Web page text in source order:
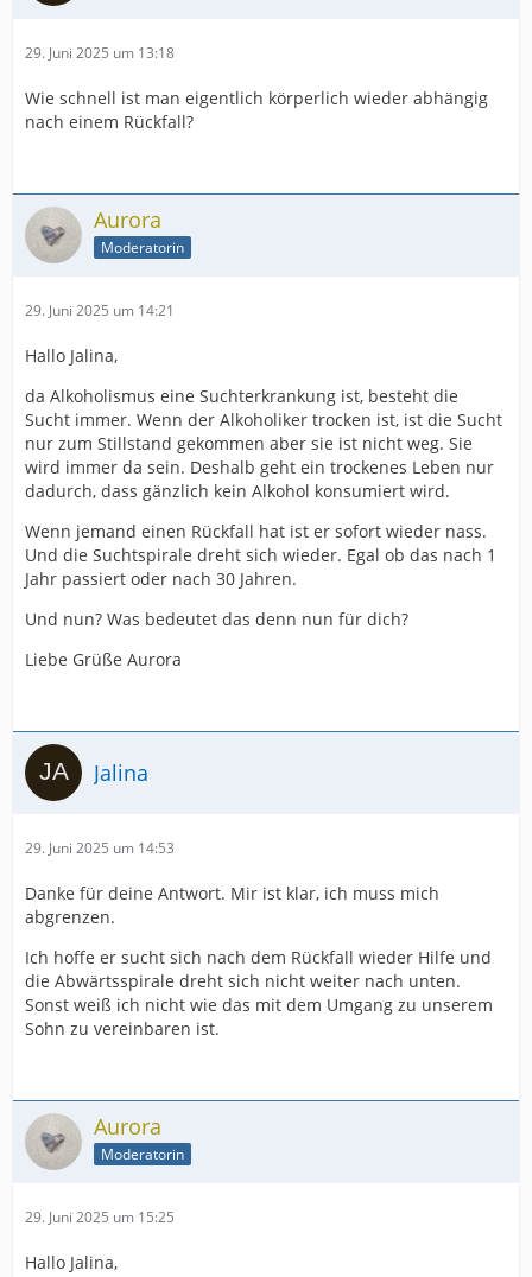
29. Juni 2025 um 13:18
Wie schnell ist man eigentlich körperlich wieder abhängig
nach einem Rückfall?
Aurora
Moderatorin
29. Juni 2025 um 14:21
Hallo Jalina,
da Alkoholismus eine Suchterkrankung ist, besteht die
Sucht immer. Wenn der Alkoholiker trocken ist, ist die Sucht
nur zum Stillstand gekommen aber sie ist nicht weg. Sie
wird immer da sein. Deshalb geht ein trockenes Leben nur
dadurch, dass gänzlich kein Alkohol konsumiert wird.
Wenn jemand einen Rückfall hat ist er sofort wieder nass.
Und die Suchtspirale dreht sich wieder. Egal ob das nach 1
Jahr passiert oder nach 30 Jahren.
Und nun? Was bedeutet das denn nun für dich?
Liebe Grüße Aurora
Jalina
29. Juni 2025 um 14:53
Danke für deine Antwort. Mir ist klar, ich muss mich
abgrenzen.
Ich hoffe er sucht sich nach dem Rückfall wieder Hilfe und
die Abwärtsspirale dreht sich nicht weiter nach unten.
Sonst weiß ich nicht wie das mit dem Umgang zu unserem
Sohn zu vereinbaren ist.
Aurora
Moderatorin
29. Juni 2025 um 15:25
Hallo Jalina,